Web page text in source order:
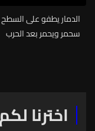
الدمار يطفو على
سحمر ويحمر بعد الحرب
اخترنا لكم